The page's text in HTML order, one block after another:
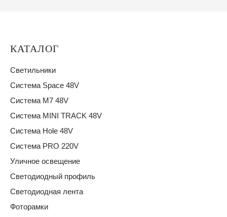
КАТАЛОГ
Светильники
Система Space 48V
Система M7 48V
Система MINI TRACK 48V
Система Hole 48V
Система PRO 220V
Уличное освещение
Светодиодный профиль
Светодиодная лента
Фоторамки